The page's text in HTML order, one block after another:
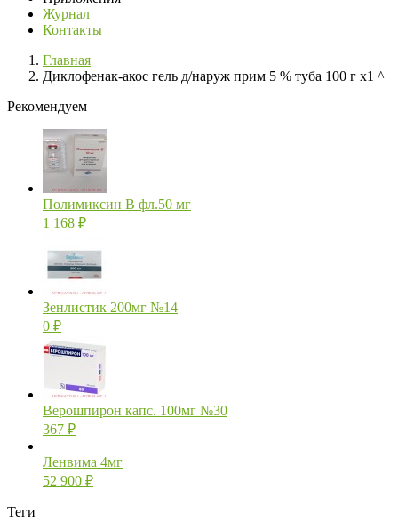
Журнал
Контакты
Главная
Диклофенак-акос гель д/наруж прим 5 % туба 100 г х1 ^
Рекомендуем
Полимиксин В фл.50 мг
1 168 ₽
Зенлистик 200мг №14
0 ₽
Верошпирон капс. 100мг №30
367 ₽
Ленвима 4мг
52 900 ₽
Теги